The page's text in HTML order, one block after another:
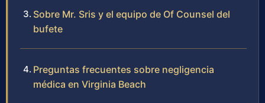
Sobre Mr. Sris y el equipo de Of Counsel del
bufete
Preguntas frecuentes sobre negligencia
médica en Virginia Beach